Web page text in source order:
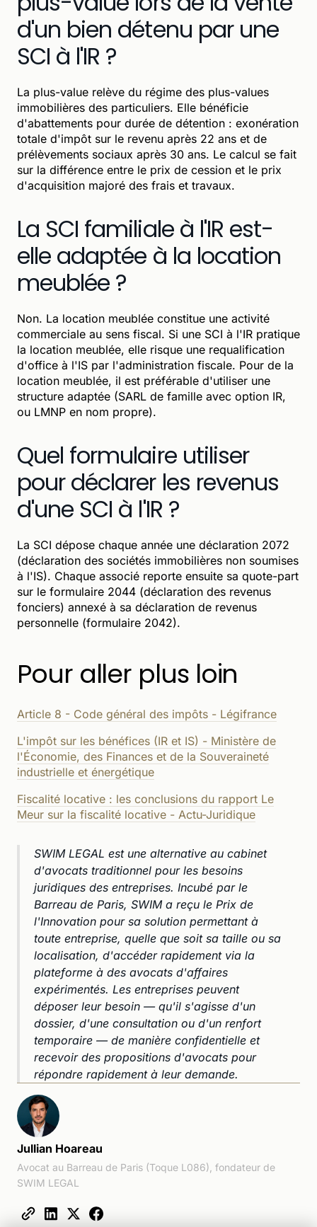
d'un bien détenu par une
SCI à l'IR ?
La plus-value relève du régime des plus-values
immobilières des particuliers. Elle bénéficie
d'abattements pour durée de détention : exonération
totale d'impôt sur le revenu après 22 ans et de
prélèvements sociaux après 30 ans. Le calcul se fait
sur la différence entre le prix de cession et le prix
d'acquisition majoré des frais et travaux.
La SCI familiale à l'IR est-
elle adaptée à la location
meublée ?
Non. La location meublée constitue une activité
commerciale au sens fiscal. Si une SCI à l'IR pratique
la location meublée, elle risque une requalification
d'office à l'IS par l'administration fiscale. Pour de la
location meublée, il est préférable d'utiliser une
structure adaptée (SARL de famille avec option IR,
ou LMNP en nom propre).
Quel formulaire utiliser
pour déclarer les revenus
d'une SCI à l'IR ?
La SCI dépose chaque année une déclaration 2072
(déclaration des sociétés immobilières non soumises
à l'IS). Chaque associé reporte ensuite sa quote-part
sur le formulaire 2044 (déclaration des revenus
fonciers) annexé à sa déclaration de revenus
personnelle (formulaire 2042).
Pour aller plus loin
Article 8 - Code général des impôts - Légifrance
L'impôt sur les bénéfices (IR et IS) - Ministère de
l'Économie, des Finances et de la Souveraineté
industrielle et énergétique
Fiscalité locative : les conclusions du rapport Le
Meur sur la fiscalité locative - Actu-Juridique
SWIM LEGAL est une alternative au cabinet
d'avocats traditionnel pour les besoins
juridiques des entreprises. Incubé par le
Barreau de Paris, SWIM a reçu le Prix de
l'Innovation pour sa solution permettant à
toute entreprise, quelle que soit sa taille ou sa
localisation, d'accéder rapidement via la
plateforme à des avocats d'affaires
expérimentés. Les entreprises peuvent
déposer leur besoin — qu'il s'agisse d'un
dossier, d'une consultation ou d'un renfort
temporaire — de manière confidentielle et
recevoir des propositions d'avocats pour
répondre rapidement à leur demande.
Jullian Hoareau
Avocat au Barreau de Paris (Toque L086), fondateur de
SWIM LEGAL